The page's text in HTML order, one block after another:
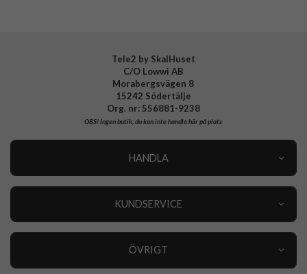
Tele2 by SkalHuset
C/O Lowwi AB
Morabergsvägen 8
15242 Södertälje
Org. nr: 556881-9238
OBS!Ingen butik, du kan inte handla här på plats
HANDLA
KUNDSERVICE
ÖVRIGT